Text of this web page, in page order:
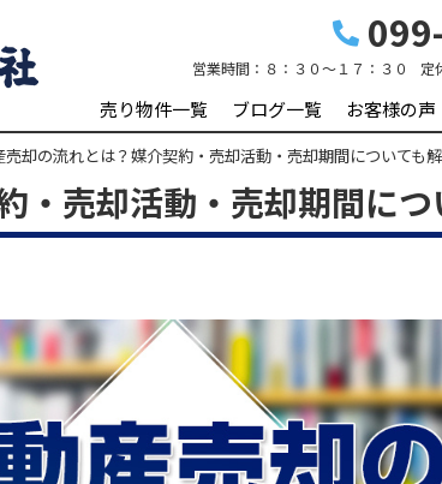
営業時間： ８：３０～１７：３０ 定
売り物件一覧 ブログ一覧 お客様の声
売却の流れとは？媒介契約・売却活動・売却期間についても
・売却活動・売却期間に